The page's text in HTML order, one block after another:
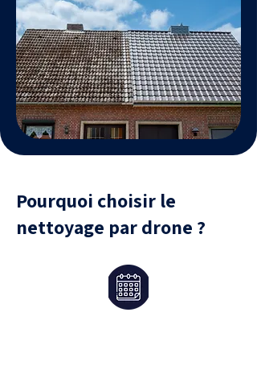
Pourquoi choisir le
nettoyage par drone ?